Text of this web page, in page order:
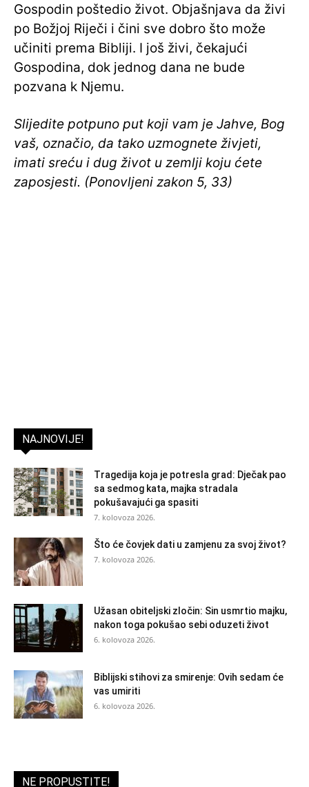
Gospodin poštedio život. Objašnjava da živi
po Božjoj Riječi i čini sve dobro što može
učiniti prema Bibliji. I još živi, ​​čekajući
Gospodina, dok jednog dana ne bude
pozvana k Njemu.
Slijedite potpuno put koji vam je Jahve, Bog
vaš, označio, da tako uzmognete živjeti,
imati sreću i dug život u zemlji koju ćete
zaposjesti. (Ponovljeni zakon 5, 33)
NAJNOVIJE!
Tragedija koja je potresla grad: Dječak pao
sa sedmog kata, majka stradala
pokušavajući ga spasiti
7. kolovoza 2026.
Što će čovjek dati u zamjenu za svoj život?
7. kolovoza 2026.
Užasan obiteljski zločin: Sin usmrtio majku,
nakon toga pokušao sebi oduzeti život
6. kolovoza 2026.
Biblijski stihovi za smirenje: Ovih sedam će
vas umiriti
6. kolovoza 2026.
NE PROPUSTITE!